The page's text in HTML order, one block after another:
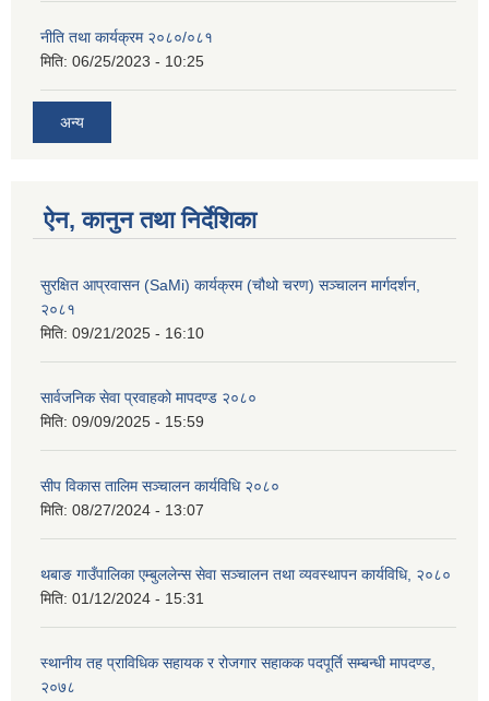
नीति तथा कार्यक्रम २०८०/०८१
मिति: 06/25/2023 - 10:25
अन्य
ऐन, कानुन तथा निर्देशिका
सुरक्षित आप्रवासन (SaMi) कार्यक्रम (चौथो चरण) सञ्चालन मार्गदर्शन,
२०८१
मिति: 09/21/2025 - 16:10
सार्वजनिक सेवा प्रवाहको मापदण्ड २०८०
मिति: 09/09/2025 - 15:59
सीप विकास तालिम सञ्चालन कार्यविधि २०८०
मिति: 08/27/2024 - 13:07
थबाङ गाउँपालिका एम्बुललेन्स सेवा सञ्चालन तथा व्यवस्थापन कार्यविधि, २०८०
मिति: 01/12/2024 - 15:31
स्थानीय तह प्राविधिक सहायक र रोजगार सहाकक पदपूर्ति सम्बन्धी मापदण्ड,
२०७८